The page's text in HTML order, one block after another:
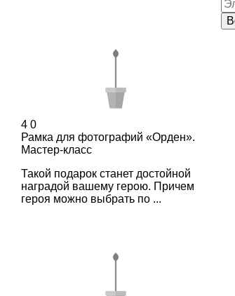
4 0
Рамка для фотографий «Орден».
Мастер-класс
Такой подарок станет достойной
наградой вашему герою. Причем
героя можно выбрать по ...